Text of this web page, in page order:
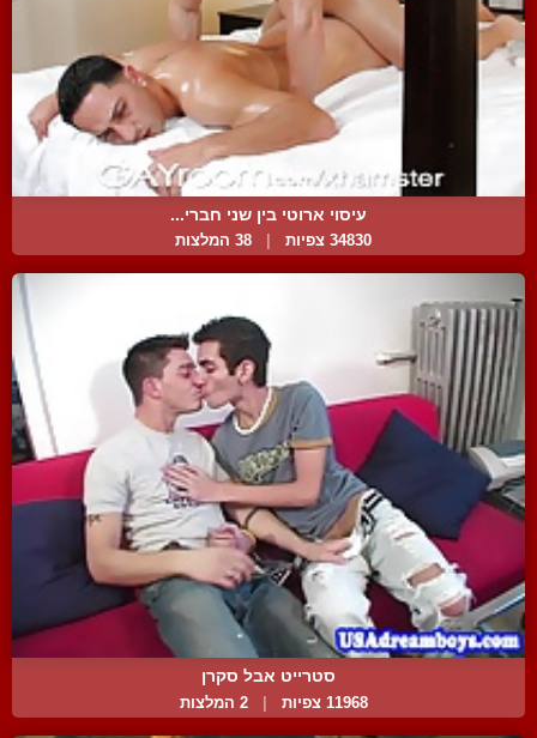
עיסוי ארוטי בין שני חברי...
34830 צפיות 38 המלצות
סטרייט אבל סקרן
11968 צפיות 2 המלצות